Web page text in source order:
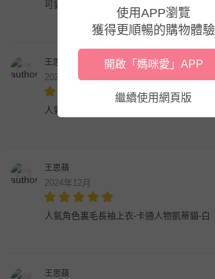
可愛側口袋裏毛長袖上衣-恐龍-米黃
王思蘋
2024年12月
人氣角色裏毛長袖上衣-卡通人物美樂蒂-粉
王思蘋
2024年12月
人氣角色裏毛長袖上衣-卡通人物凱蒂貓-白
王思蘋
使用APP瀏覽
獲得更順暢的購物體驗
開啟「媽咪愛」APP
繼續使用網頁版